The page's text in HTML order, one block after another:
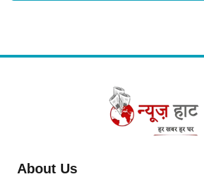
About Us